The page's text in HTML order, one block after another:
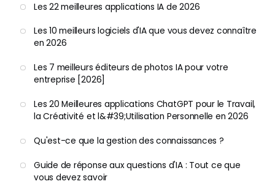
Les 22 meilleures applications IA de 2026
Les 10 meilleurs logiciels d'IA que vous devez connaître
en 2026
Les 7 meilleurs éditeurs de photos IA pour votre
entreprise [2026]
Les 20 Meilleures applications ChatGPT pour le Travail,
la Créativité et l&#39;Utilisation Personnelle en 2026
Qu'est-ce que la gestion des connaissances ?
Guide de réponse aux questions d'IA : Tout ce que
vous devez savoir